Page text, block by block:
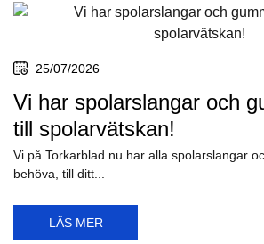
25/07/2026
Vi har spolarslangar och
till spolarvätskan!
Vi på Torkarblad.nu har alla spolarslangar
behöva, till ditt...
LÄS MER